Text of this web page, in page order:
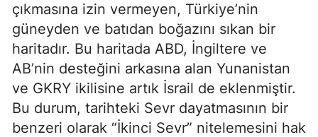
çıkmasına izin vermeyen, Türkiye’nin
güneyden ve batıdan boğazını sıkan bir
haritadır. Bu haritada ABD, İngiltere ve
AB’nin desteğini arkasına alan Yunanistan
ve GKRY ikilisine artık İsrail de eklenmiştir.
Bu durum, tarihteki Sevr dayatmasının bir
benzeri olarak “İkinci Sevr” nitelemesini hak